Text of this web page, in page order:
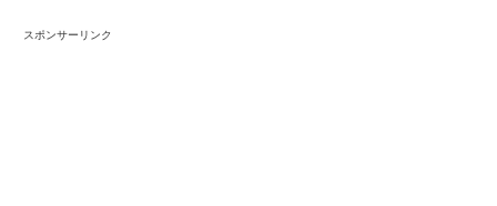
スポンサーリンク